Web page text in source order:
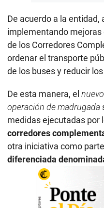
De acuerdo a la entidad,
implementando
de los Corredores
ordenar el transporte
de los buses y reducir
De esta manera, el
operación de madrugada
medidas ejecutadas por
corredores
otra iniciativa como
diferenciada